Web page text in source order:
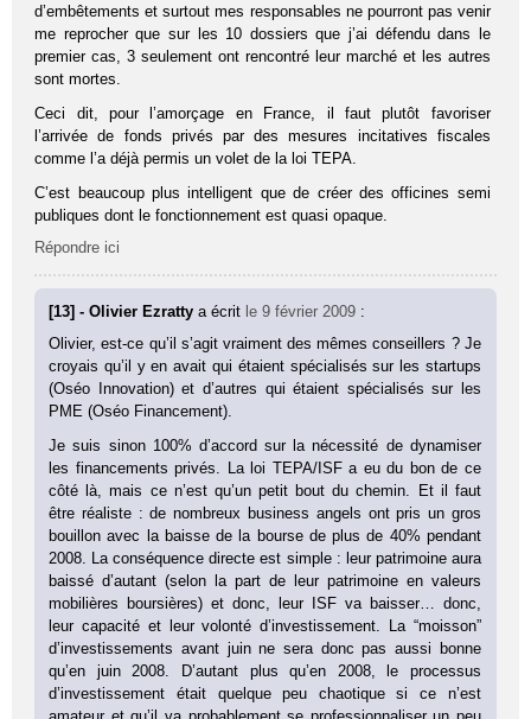
d’embêtements et surtout mes responsables ne pourront pas venir
me reprocher que sur les 10 dossiers que j’ai défendu dans le
premier cas, 3 seulement ont rencontré leur marché et les autres
sont mortes.
Ceci dit, pour l’amorçage en France, il faut plutôt favoriser
l’arrivée de fonds privés par des mesures incitatives fiscales
comme l’a déjà permis un volet de la loi TEPA.
C’est beaucoup plus intelligent que de créer des officines semi
publiques dont le fonctionnement est quasi opaque.
Répondre ici
[13] - Olivier Ezrattya écrit le 9 février 2009 :
Olivier, est-ce qu’il s’agit vraiment des mêmes conseillers ? Je
croyais qu’il y en avait qui étaient spécialisés sur les startups
(Oséo Innovation) et d’autres qui étaient spécialisés sur les
PME (Oséo Financement).
Je suis sinon 100% d’accord sur la nécessité de dynamiser
les financements privés. La loi TEPA/ISF a eu du bon de ce
côté là, mais ce n’est qu’un petit bout du chemin. Et il faut
être réaliste : de nombreux business angels ont pris un gros
bouillon avec la baisse de la bourse de plus de 40% pendant
2008. La conséquence directe est simple : leur patrimoine aura
baissé d’autant (selon la part de leur patrimoine en valeurs
mobilières boursières) et donc, leur ISF va baisser… donc,
leur capacité et leur volonté d’investissement. La “moisson”
d’investissements avant juin ne sera donc pas aussi bonne
qu’en juin 2008. D’autant plus qu’en 2008, le processus
d’investissement était quelque peu chaotique si ce n’est